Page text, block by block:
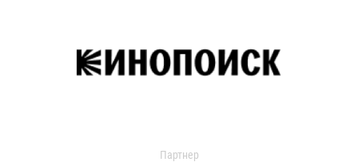
Партнер